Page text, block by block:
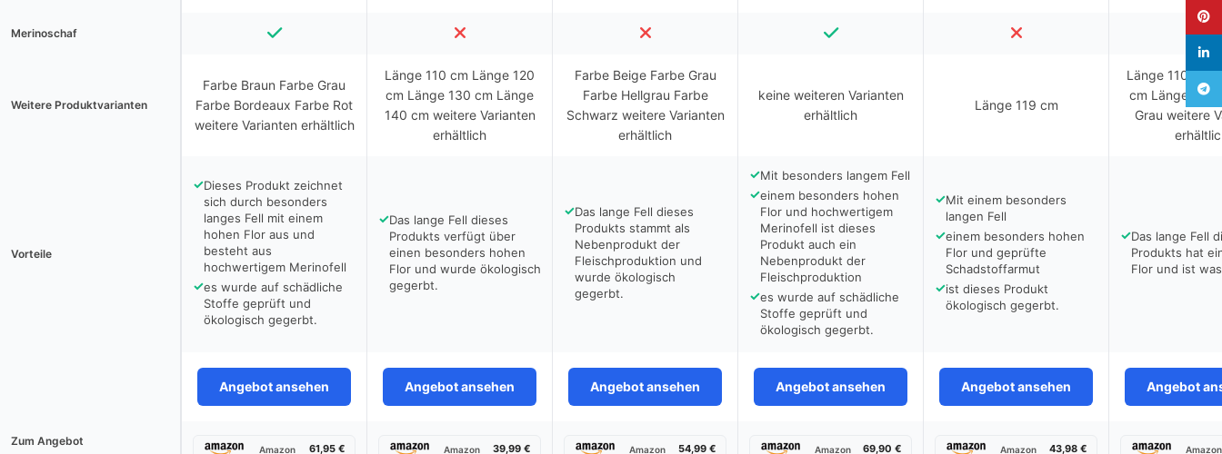
Merinoschaf
Weitere Produktvarianten
Farbe Braun Farbe Grau
Farbe Bordeaux Farbe Rot
weitere Varianten erhältlich
Länge 110 cm Länge 120
cm Länge 130 cm Länge
140 cm weitere Varianten
erhältlich
Farbe Beige Farbe Grau
Farbe Hellgrau Farbe
Schwarz weitere Varianten
erhältlich
keine weiteren Varianten
erhältlich
Länge 119 cm
Länge 110 cm
cm Länge 130
Grau weitere
Vorteile
✓Dieses Produkt zeichnet
sich durch besonders
langes Fell mit einem
hohen Flor aus und
besteht aus
hochwertigem Merinofell
✓es wurde auf schädliche
Stoffe geprüft und
ökologisch gegerbt.
✓Das lange Fell dieses
Produkts verfügt über
einen besonders hohen
Flor und wurde ökologisch
gegerbt.
✓Das lange Fell dieses
Produkts stammt als
Nebenprodukt der
Fleischproduktion und
wurde ökologisch
gegerbt.
✓Mit besonders langem Fell
✓einem besonders hohen
Flor und hochwertigem
Merinofell ist dieses
Produkt auch ein
Nebenprodukt der
Fleischproduktion
✓es wurde auf schädliche
Stoffe geprüft und
ökologisch gegerbt.
✓Mit einem besonders
langen Fell
✓einem besonders hohen
Flor und geprüfte
Schadstoffarmut
✓ist dieses Produkt
ökologisch gegerbt.
✓Das lange Fell
Produkts hat
Flor und ist
Angebot ansehen Angebot ansehen Angebot ansehen Angebot ansehen Angebot ansehen Angebot
Zum Angebot
Amazon 61,95 € Amazon 39,99 € Amazon 54,99 € Amazon 69,90 € Amazon 43,98 € Amazon